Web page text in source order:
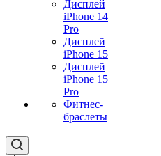
Дисплей
iPhone 14
Pro
Дисплей
iPhone 15
Дисплей
iPhone 15
Pro
Фитнес-
браслеты